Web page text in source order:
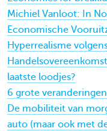
Michiel Vanloot: In
Economische
Hyperrealisme
laatste loodjes?
6 grote
De mobiliteit van
auto (maar ook met